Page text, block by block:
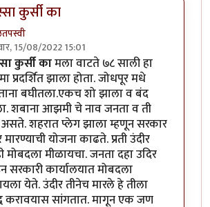
कुर्सी का
15/08/2022 15:01
toहो ना आणि आँधी वर बंदी आणली
कुर्सी कामला वाटते ७८ साली हा
प्रदर्शित झाला होता. जोधपूर मधे
बघीतला.एकच शो झाला व बंद
शबाना आझमी चे नाव जनता व ती
शहरात प्लेग झाला म्हणून सरकार
मारण्याची योजना काढते. प्रती उंदीर
मोबदला मीळायचा. जनता दहा उदिर
सरकारी कार्यालयात मोबदला
येते. उंदीर तीनेच मारले हे तीला
करावयास सांगतात. मागून एक जण